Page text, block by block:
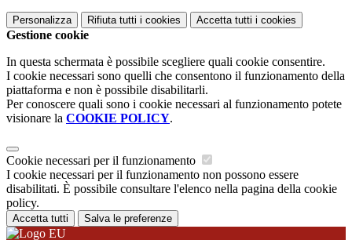
Personalizza Rifiuta tutti i cookies Accetta tutti i cookies
Gestione cookie
In questa schermata è possibile scegliere quali cookie consentire.
I cookie necessari sono quelli che consentono il funzionamento della
piattaforma e non è possibile disabilitarli.
Per conoscere quali sono i cookie necessari al funzionamento potete
visionare la COOKIE POLICY.
Cookie necessari per il funzionamento
I cookie necessari per il funzionamento non possono essere
disabilitati. È possibile consultare l'elenco nella pagina della cookie
policy.
Accetta tutti Salva le preferenze